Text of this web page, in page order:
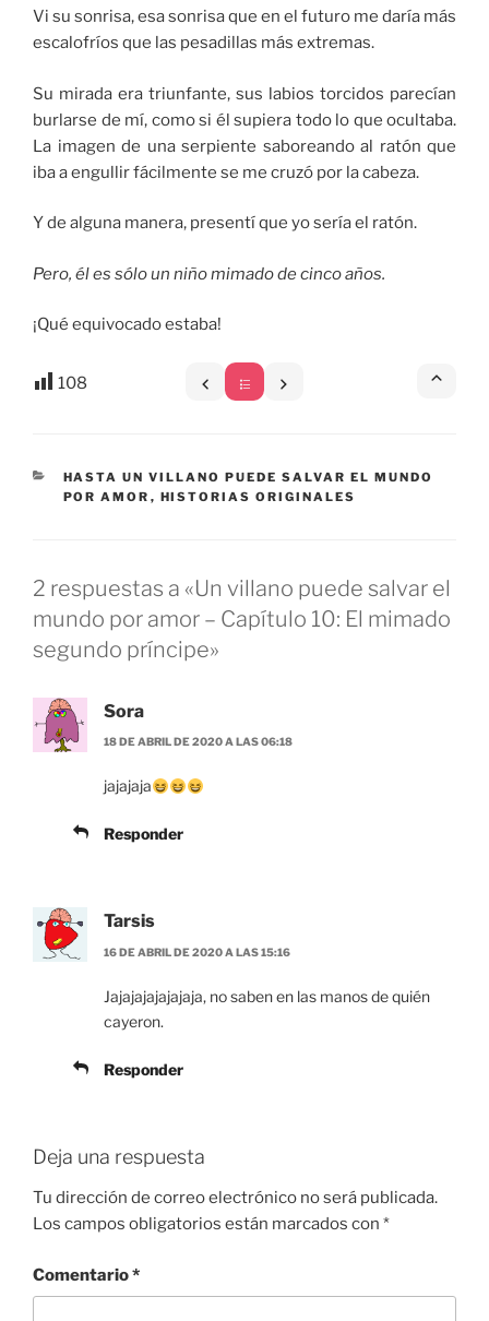
Vi su sonrisa, esa sonrisa que en el futuro me daría más
escalofríos que las pesadillas más extremas.
Su mirada era triunfante, sus labios torcidos parecían
burlarse de mí, como si él supiera todo lo que ocultaba.
La imagen de una serpiente saboreando al ratón que
iba a engullir fácilmente se me cruzó por la cabeza.
Y de alguna manera, presentí que yo sería el ratón.
Pero, él es sólo un niño mimado de cinco años.
¡Qué equivocado estaba!
108
CATEGORÍAS
HASTA UN VILLANO PUEDE SALVAR EL MUNDO
POR AMOR , HISTORIAS ORIGINALES
2 respuestas a «Un villano puede salvar el
mundo por amor – Capítulo 10: El mimado
segundo príncipe»
Sora
18 DE ABRIL DE 2020 A LAS 06:18
jajajaja
Responder
Tarsis
16 DE ABRIL DE 2020 A LAS 15:16
Jajajajajajajaja, no saben en las manos de quién
cayeron.
Responder
Deja una respuesta
Tu dirección de correo electrónico no será publicada.
Los campos obligatorios están marcados con *
Comentario*